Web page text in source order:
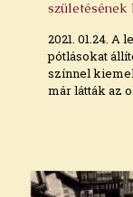
születésének
2021. 01.24.
pótlásokat
színnel
már látták az